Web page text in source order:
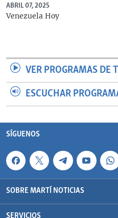
ABRIL 07, 2025
Venezuela Hoy
VER PROGRAMAS DE
ESCUCHAR
SÍGUENOS
SOBRE MARTÍ NOTICIAS
SERVICIOS